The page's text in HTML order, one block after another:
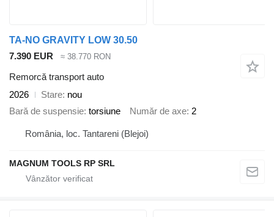
TA-NO GRAVITY LOW 30.50
7.390 EUR
≈ 38.770 RON
Remorcă transport auto
2026
Stare nou
Bară de suspensie torsiune Număr de axe 2
România, loc. Tantareni (Blejoi)
MAGNUM TOOLS RP SRL